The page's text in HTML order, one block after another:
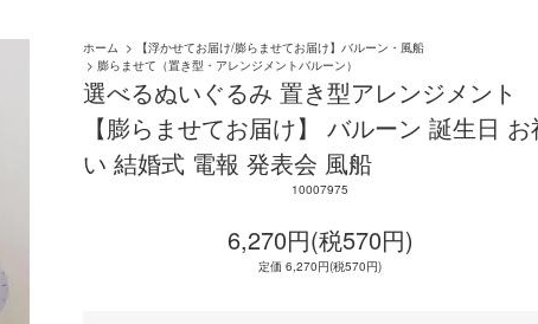
ホーム >
【浮かせてお届け/膨らませてお届け】バルーン・風船
> 膨らませて（置き型・アレンジメントバルーン）
選べるぬいぐるみ 置き型アレンジメント
【膨らませてお届け】 バルーン 誕生日 お
い 結婚式 電報 発表会 風船
10007975
6,270円(税570円)
定価 6,270円(税570円)